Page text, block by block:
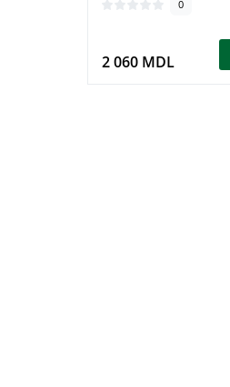
0
2 060 MDL